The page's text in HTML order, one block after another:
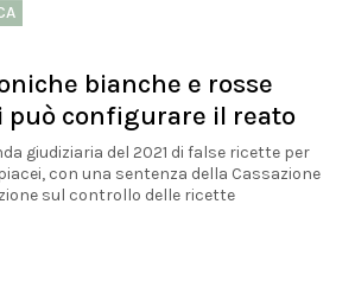
bianche e rosse
può configurare il reato
giudiziaria del 2021 di false ricette per
con una sentenza della Cassazione
sul controllo delle ricette